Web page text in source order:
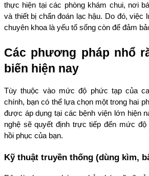
thực hiện tại các phòng khám chui, nơi
và thiết bị chẩn đoán lạc hậu. Do đó, việc
chuyên khoa là yếu tố sống còn để đảm
Các phương pháp nhổ
biến hiện nay
Tùy thuộc vào mức độ phức tạp của
chính, bạn có thể lựa chọn một trong hai
được áp dụng tại các bệnh viện lớn hiện
nghệ sẽ quyết định trực tiếp đến mức
hồi phục của bạn.
Kỹ thuật truyền thống (dùng kìm,